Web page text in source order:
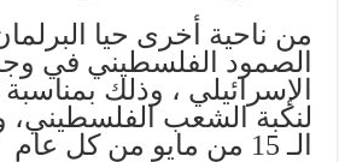
من ناحية أخرى حيا
الصمود الفلسطيني في
لنكبة الشعب الفلسطيني،
الـ 15 من مايو من كل عام